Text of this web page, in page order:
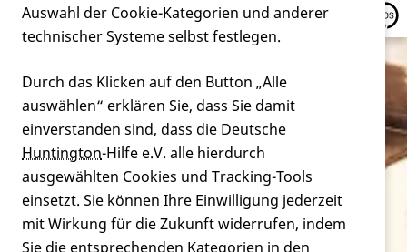
Forschung
Miteinander
Verein
Service
Penetranz
Auswahl der Cookie-Kategorien und anderer
technischer Systeme selbst festlegen.
Durch das Klicken auf den Button „Alle
auswählen“ erklären Sie, dass Sie damit
einverstanden sind, dass die Deutsche
Huntington-Hilfe e.V. alle hierdurch
ausgewählten Cookies und Tracking-Tools
einsetzt. Sie können Ihre Einwilligung jederzeit
mit Wirkung für die Zukunft widerrufen, indem
Sie die entsprechenden Kategorien in den